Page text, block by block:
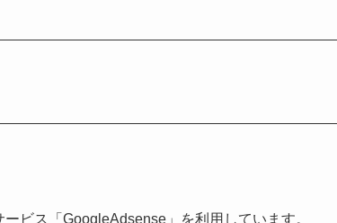
ビス「GoogleAdsense」を利用しています。